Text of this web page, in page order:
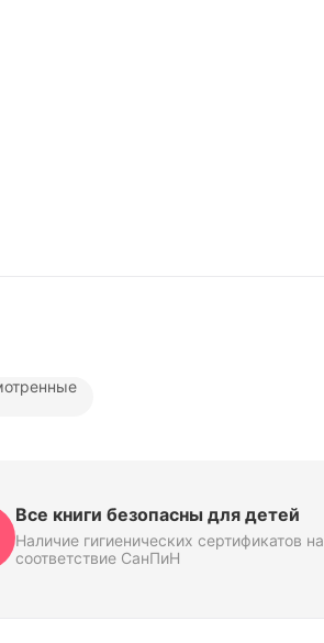
Все книги безопасны для детей
Наличие гигиенических сертификатов на
соответствие СанПиН